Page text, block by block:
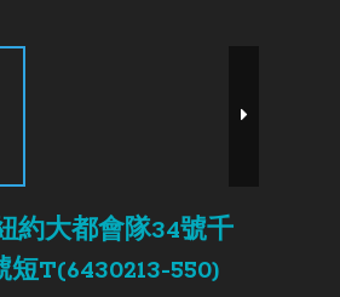
約大都會隊34號千
短T(6430213-550)